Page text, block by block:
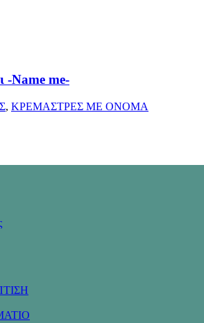
-Name me-
, ΚΡΕΜΑΣΤΡΕΣ ΜΕ ΟΝΟΜΑ